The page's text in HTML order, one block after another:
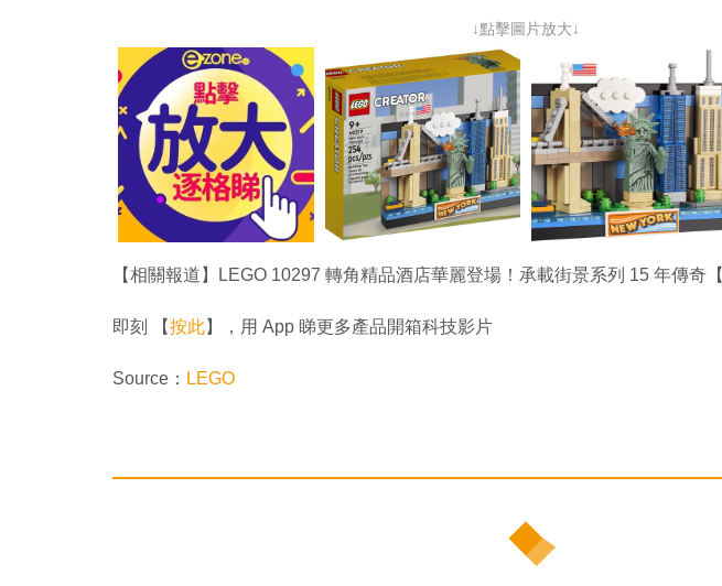
↓點擊圖片放大↓
【相關報道】LEGO 10297 轉角精品酒店華麗登場！承載街景系列 15 年傳奇【
即刻 【按此】，用 App 睇更多產品開箱科技影片
Source： LEGO